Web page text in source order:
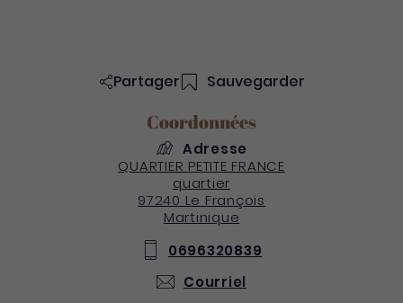
Partager Sauvegarder
Coordonnées
Adresse
QUARTIER PETITE FRANCE
quartier
97240 Le François
Martinique
0696320839
Courriel